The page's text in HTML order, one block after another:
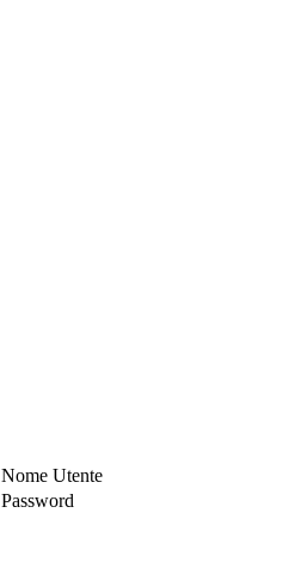
Nome Utente
Password